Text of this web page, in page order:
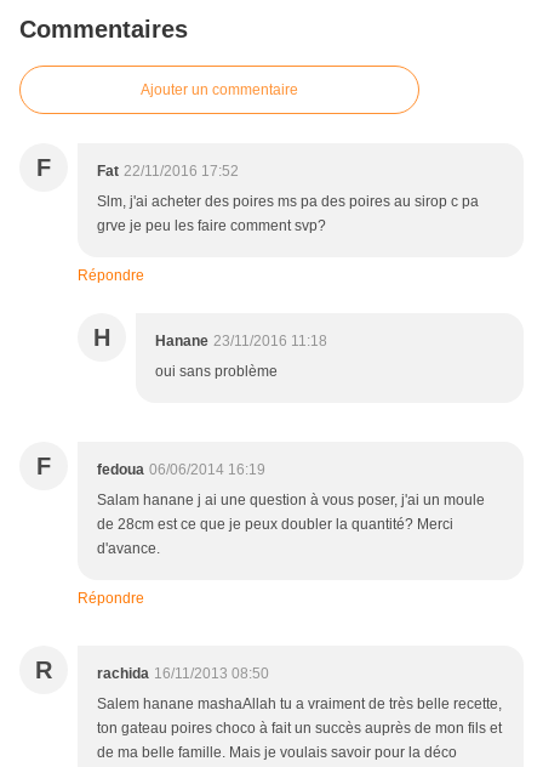
Commentaires
Ajouter un commentaire
F Fat 22/11/2016 17:52
Slm, j'ai acheter des poires ms pa des poires au sirop c pa
grve je peu les faire comment svp?
Répondre
H Hanane 23/11/2016 11:18
oui sans problème
F fedoua 06/06/2014 16:19
Salam hanane j ai une question à vous poser, j'ai un moule
de 28cm est ce que je peux doubler la quantité? Merci
d'avance.
Répondre
R rachida 16/11/2013 08:50
Salem hanane mashaAllah tu a vraiment de très belle recette,
ton gateau poires choco à fait un succès auprès de mon fils et
de ma belle famille. Mais je voulais savoir pour la déco